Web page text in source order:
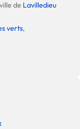
de Lavilledieu
verts,